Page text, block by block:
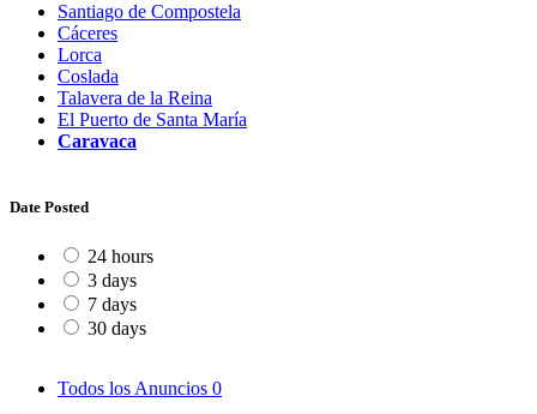
Santiago de Compostela
Cáceres
Lorca
Coslada
Talavera de la Reina
El Puerto de Santa María
Caravaca
Date Posted
24 hours
3 days
7 days
30 days
Todos los Anuncios 0